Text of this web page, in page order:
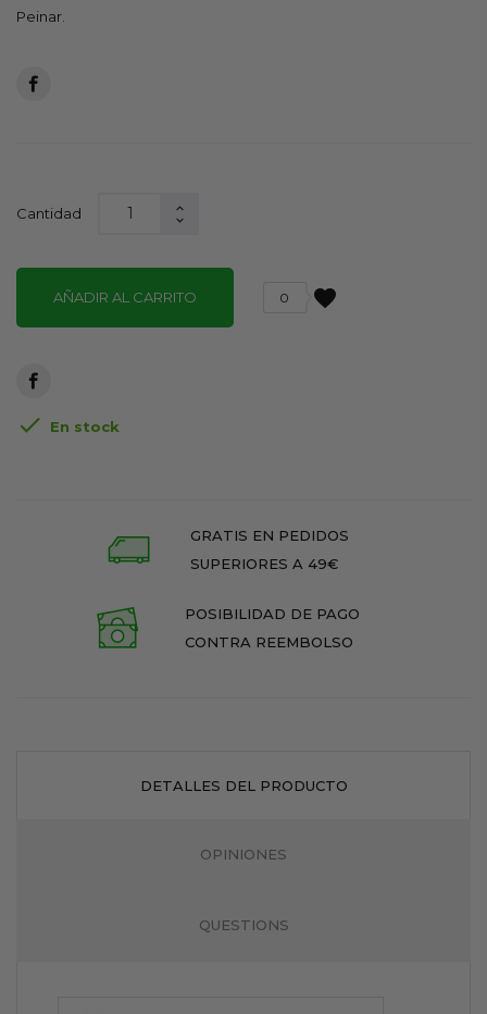
Peinar.
Cantidad
AÑADIR AL CARRITO favorite
0
 En stock
GRATIS EN PEDIDOS
SUPERIORES A 49€
POSIBILIDAD DE PAGO
CONTRA REEMBOLSO
DETALLES DEL PRODUCTO
OPINIONES
QUESTIONS